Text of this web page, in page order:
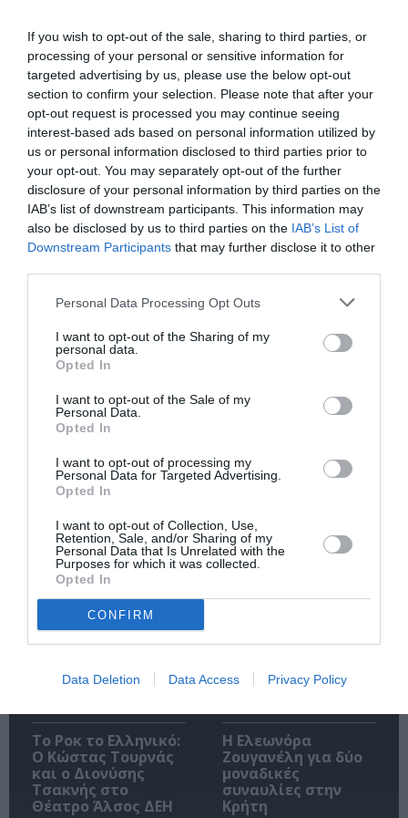
If you wish to opt-out of the sale, sharing to third parties, or
processing of your personal or sensitive information for
targeted advertising by us, please use the below opt-out
section to confirm your selection. Please note that after your
opt-out request is processed you may continue seeing
interest-based ads based on personal information utilized by
us or personal information disclosed to third parties prior to
your opt-out. You may separately opt-out of the further
disclosure of your personal information by third parties on the
IAB’s list of downstream participants. This information may
also be disclosed by us to third parties on the IAB’s List of
Downstream Participants that may further disclose it to other
Personal Data Processing Opt Outs
I want to opt-out of the Sharing of my
personal data.
Opted In
I want to opt-out of the Sale of my
Personal Data.
Opted In
I want to opt-out of processing my
Personal Data for Targeted Advertising.
Opted In
I want to opt-out of Collection, Use,
Retention, Sale, and/or Sharing of my
Personal Data that Is Unrelated with the
Purposes for which it was collected.
Opted In
CONFIRM
Data Deletion Data Access Privacy Policy
μάθετε πρώτοι όλες τις ειδήσεις
Δείτε όλα τατελευταία νέαγια την Τέχνη και τον
Πολιτισμό στο Culturenow.gr
Νέοι Διαγωνισμοί❯
Tags
POP - ROCK - ALTERNATIVE
TIGER LILLIES
Κάθε βδομάδα στο e-mail σας τα τελευταία νέα για
την Τέχνη και τον Πολιτισμό!
Ακολουθήστε το Culturenow.gr
Το Ροκ το Ελληνικό:
Ο Κώστας Τουρνάς
και ο Διονύσης
Τσακνής στο
Θέατρο Άλσος ΔΕΗ
Η Ελεωνόρα
Ζουγανέλη για δύο
μοναδικές
συναυλίες στην
Κρήτη